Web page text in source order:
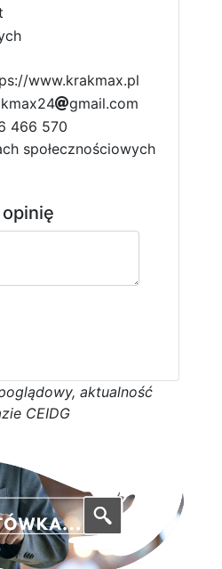
www.krakmax.pl
kmax2e
8
d
4 g6
mail.com
466 570
społecznościowych
opinię
aktualność
CEIDG